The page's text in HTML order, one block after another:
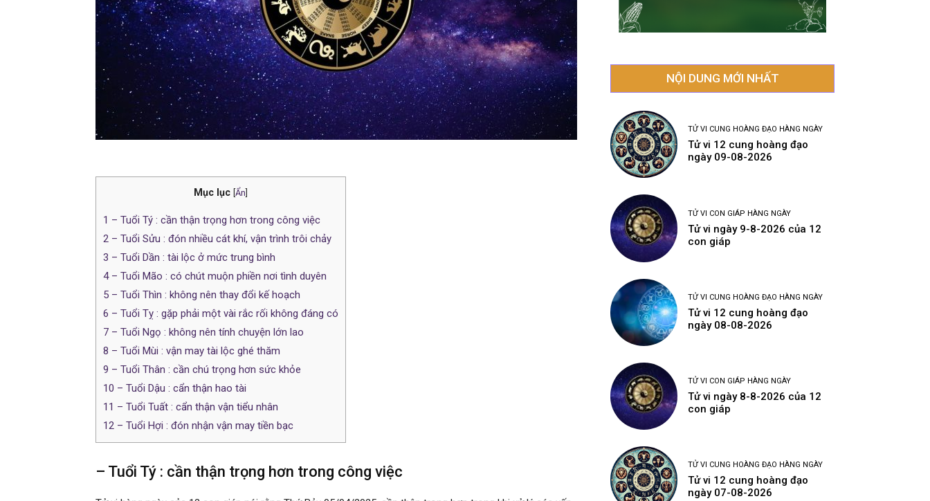
Mục lục Ẩn
1 – Tuổi Tý : cần thận trọng hơn trong công việc
2 – Tuổi Sửu : đón nhiều cát khí, vận trình trôi chảy
3 – Tuổi Dần : tài lộc ở mức trung bình
4– Tuổi Mão : có chút muộn phiền nơi tình duyên
5 – Tuổi Thìn : không nên thay đổi kế hoạch
6 – Tuổi Tỵ : gặp phải một vài rắc rối không đáng có
7 – Tuổi Ngọ : không nên tính chuyện lớn lao
8 – Tuổi Mùi : vận may tài lộc ghé thăm
9 – Tuổi Thân : cần chú trọng hơn sức khỏe
10 – Tuổi Dậu : cẩn thận hao tài
11 – Tuổi Tuất : cẩn thận vận tiểu nhân
12 – Tuổi Hợi : đón nhận vận may tiền bạc
– Tuổi Tý : cần thận trọng hơn trong công việc
NỘI DUNG MỚI NHẤT
TỬ VI CUNG HOÀNG ĐẠO HÀNG NGÀY
Tử vi 12 cung hoàng đạo
ngày 09-08-2026
TỬ VI CON GIÁP HÀNG NGÀY
Tử vi ngày 9-8-2026 của 12
con giáp
TỬ VI CUNG HOÀNG ĐẠO HÀNG NGÀY
Tử vi 12 cung hoàng đạo
ngày 08-08-2026
TỬ VI CON GIÁP HÀNG NGÀY
Tử vi ngày 8-8-2026 của 12
con giáp
TỬ VI CUNG HOÀNG ĐẠO HÀNG NGÀY
Tử vi 12 cung hoàng đạo
ngày 07-08-2026